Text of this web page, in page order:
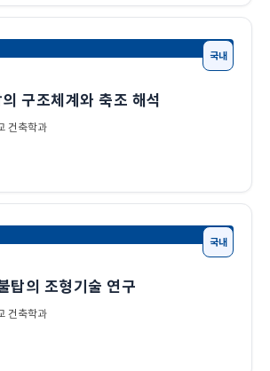
구조체계와 축조 해석
건축학과
국내
탑의 조형기술 연구
건축학과
국내